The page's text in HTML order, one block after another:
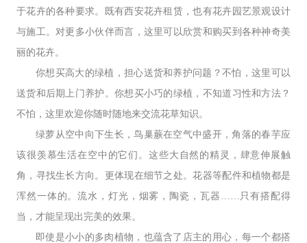
于花卉的各种要求。既有西安花卉租赁，也有花卉园艺景观设计
与施工。对更多小伙伴而言，这里可以欣赏和购买到各种神奇美
丽的花卉。
你想买高大的绿植，担心送货和养护问题？不怕，这里可以
送货和后期上门养护。你想买小巧的绿植，不知道习性和方法？
不怕，这里欢迎你随时随地来交流花草知识。
绿萝从空中向下生长，鸟巢蕨在空气中盛开，角落的春芋应
该很羡慕生活在空中的它们。这些大自然的精灵，肆意伸展触
角，寻找生长方向。
更体现在细节之处。花器等配件和植物都是
浑然一体的。流水，灯光，烟雾，陶瓷，瓦器……只有搭配得
当，才能呈现出完美的效果。
即使是小小的多肉植物，也蕴含了店主的用心，每一个都搭